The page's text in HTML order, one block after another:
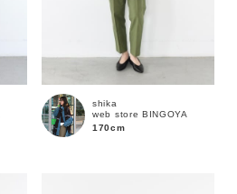
shika
web store BINGOYA
170cm